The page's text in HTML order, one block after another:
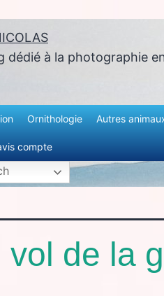
dédié à la photographie
Ornithologie Autres
compte
vol de la